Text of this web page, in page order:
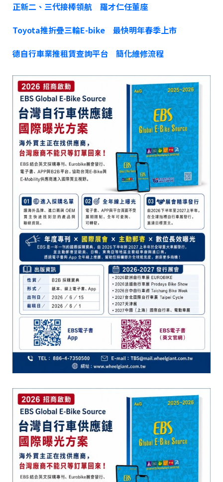
正新二、三代接棒領航 羅才仁任董座
Toyota推折疊三輪E-bike 最快明年春季上市
德自行車業推租賃查詢平台 簡化維修流程